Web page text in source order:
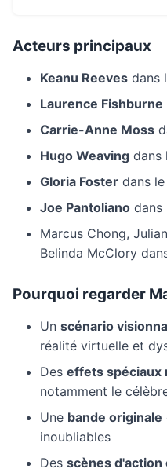
Acteurs principaux
Keanu Reeves dans
Laurence Fishburne
Carrie-Anne Moss
Hugo Weaving dans
Gloria Foster dans
Joe Pantoliano dans
Marcus Chong,
Belinda McClory
Pourquoi regarder
Un scénario
réalité virtuelle et
Des effets spéciaux
notamment le
Une bande originale
inoubliables
Des scènes